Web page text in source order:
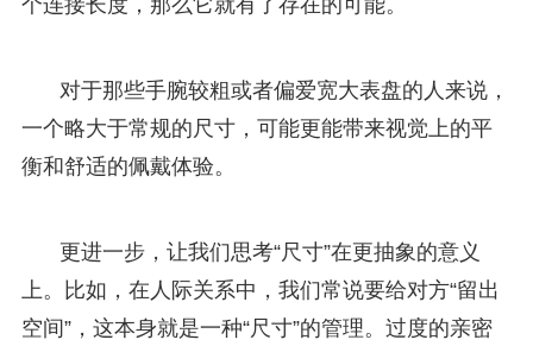
对于那些手腕较粗或者偏爱宽大表盘的人来说，
一个略大于常规的尺寸，可能更能带来视觉上的平
衡和舒适的佩戴体验。
更进一步，让我们思考“尺寸”在更抽象的意义
上。比如，在人际关系中，我们常说要给对方“留出
空间”，这本身就是一种“尺寸”的管理。过度的亲密